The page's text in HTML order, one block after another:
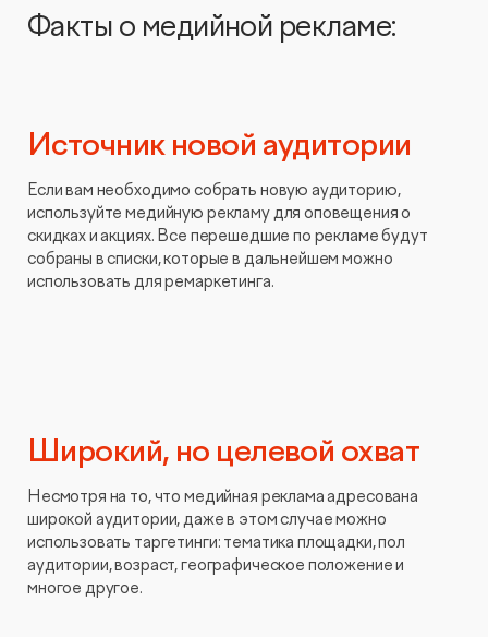
Факты о медийной рекламе:
Источник новой аудитории
Если вам необходимо собрать новую аудиторию,
используйте медийную рекламу для оповещения о
скидках и акциях. Все перешедшие по рекламе будут
собраны в списки, которые в дальнейшем можно
использовать для ремаркетинга.
Широкий, но целевой охват
Несмотря на то, что медийная реклама адресована
широкой аудитории, даже в этом случае можно
использовать таргетинги: тематика площадки, пол
аудитории, возраст, географическое положение и
многое другое.